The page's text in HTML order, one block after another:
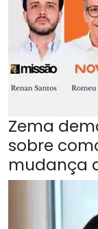
Zema
sobre
mudança